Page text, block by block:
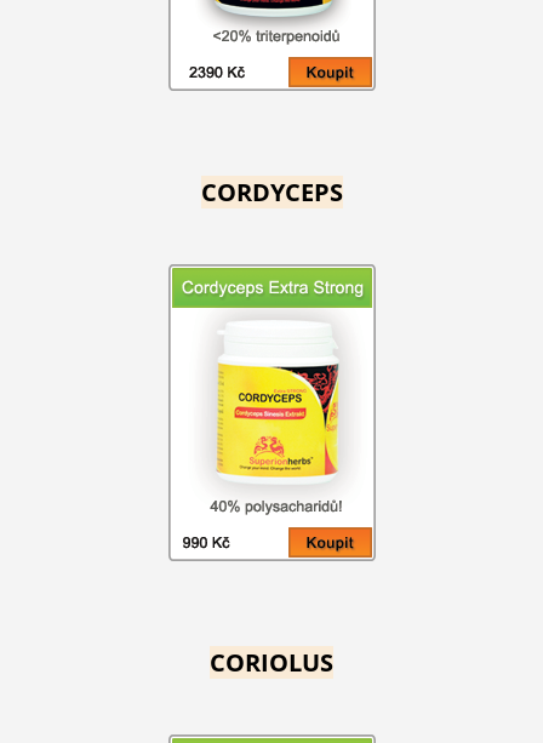
CORDYCEPS
CORIOLUS